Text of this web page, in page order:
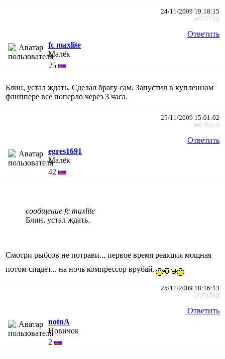
24/11/2009 19:18:15
#977719
Ответить
fc maxlite
Малёк
25
Блин, устал ждать. Сделал брагу сам. Запустил в купленном
флиппере все поперло через 3 часа.
25/11/2009 15:01:02
#978579
Ответить
egres1691
Малёк
42
сообщение fc maxlite
Блин, устал ждать.
Смотри рыбсов не потрави... первое время реакция мощная
потом спадет... на ночь компрессор врубай.
25/11/2009 18:16:13
#978788
Ответить
notnA
Новичок
2